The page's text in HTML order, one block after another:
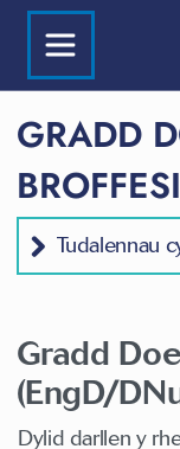
GRADD
Tudalennau
Gradd
(EngD/
Dylid darllen y